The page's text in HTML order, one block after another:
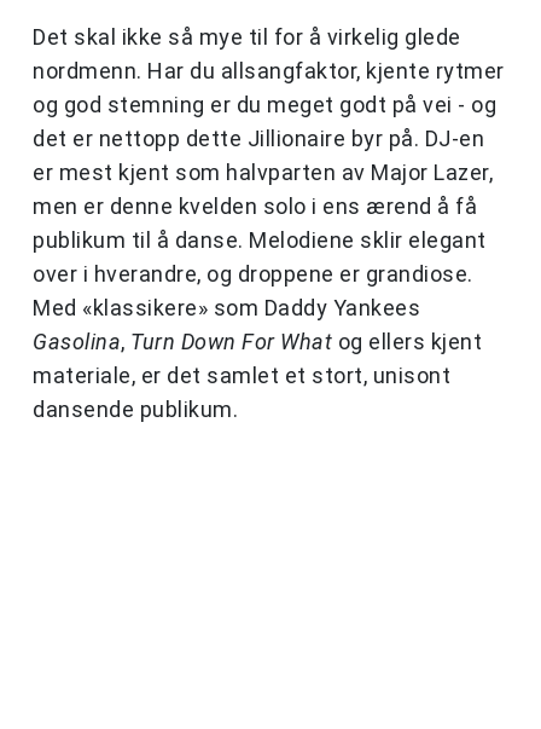
Det skal ikke så mye til for å virkelig glede
nordmenn. Har du allsangfaktor, kjente rytmer
og god stemning er du meget godt på vei - og
det er nettopp dette Jillionaire byr på. DJ-en
er mest kjent som halvparten av Major Lazer,
men er denne kvelden solo i ens ærend å få
publikum til å danse. Melodiene sklir elegant
over i hverandre, og droppene er grandiose.
Med «klassikere» som Daddy Yankees
Gasolina, Turn Down For What og ellers kjent
materiale, er det samlet et stort, unisont
dansende publikum.